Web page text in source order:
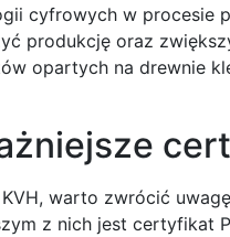
cyfrowych w procesie
produkcję oraz
opartych na drewnie
warto zwrócić
z nich jest certyfikat